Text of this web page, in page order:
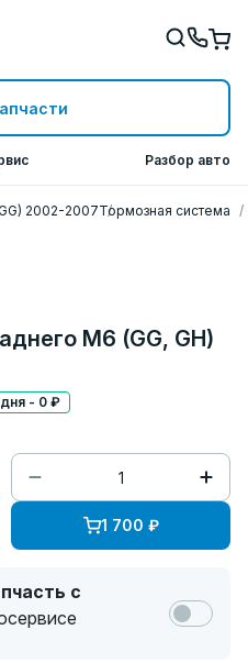
Разбор авто
2002-2007Тормозная система
M6 (GG, GH)
- 0 ₽
1 700 ₽
с